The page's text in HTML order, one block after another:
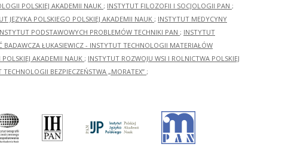
POLSKIEJ AKADEMII NAUK ; INSTYTUT FILOZOFII I SOCJOLOGII PAN ;
JĘZYKA POLSKIEGO POLSKIEJ AKADEMII NAUK ; INSTYTUT MEDYCYNY
PODSTAWOWYCH PROBLEMÓW TECHNIKI PAN ; INSTYTUT
BADAWCZA ŁUKASIEWICZ - INSTYTUT TECHNOLOGII MATERIAŁÓW
AKADEMII NAUK ; INSTYTUT ROZWOJU WSI I ROLNICTWA POLSKIEJ
TECHNOLOGII BEZPIECZEŃSTWA „MORATEX” ;